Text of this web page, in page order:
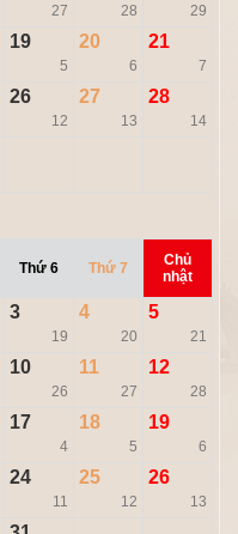
27 28 29
19
5
20
6
21
7
26
12
27
13
28
14
Thứ 6 Thứ 7
Chủ
nhật
3
19
4
20
5
21
10
26
11
27
12
28
17
4
18
5
19
6
24
11
25
12
26
13